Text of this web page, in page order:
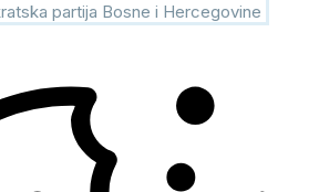
partija Bosne i Hercegovine